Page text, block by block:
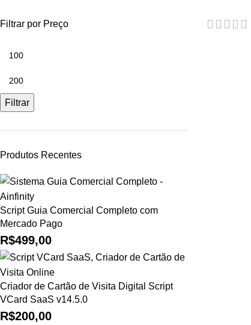
Filtrar por Preço
Filtrar
Produtos Recentes
Script Guia Comercial Completo com
Mercado Pago
R$499,00
Criador de Cartão de Visita Digital Script
VCard SaaS v14.5.0
R$200,00